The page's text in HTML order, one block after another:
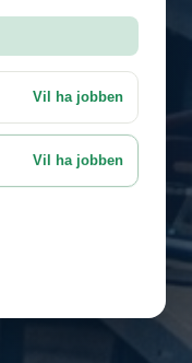
Vil ha jobben
Vil ha jobben